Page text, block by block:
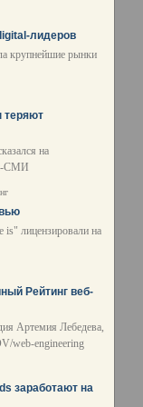
лидеров
крупнейшие рынки
теряют
на
СМИ
is" лицензировали на
Рейтинг веб-
Артемия Лебедева,
web-engineering
заработают на